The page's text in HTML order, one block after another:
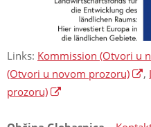
Links: Kommission (Otvori u
(Otvori u novom prozoru)
,
prozoru)